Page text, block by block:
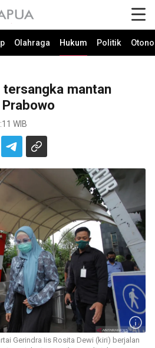
Olahraga Hukum Politik
mantan
WIB
Gerindra Iis Rosita Dewi (kiri) berjalan